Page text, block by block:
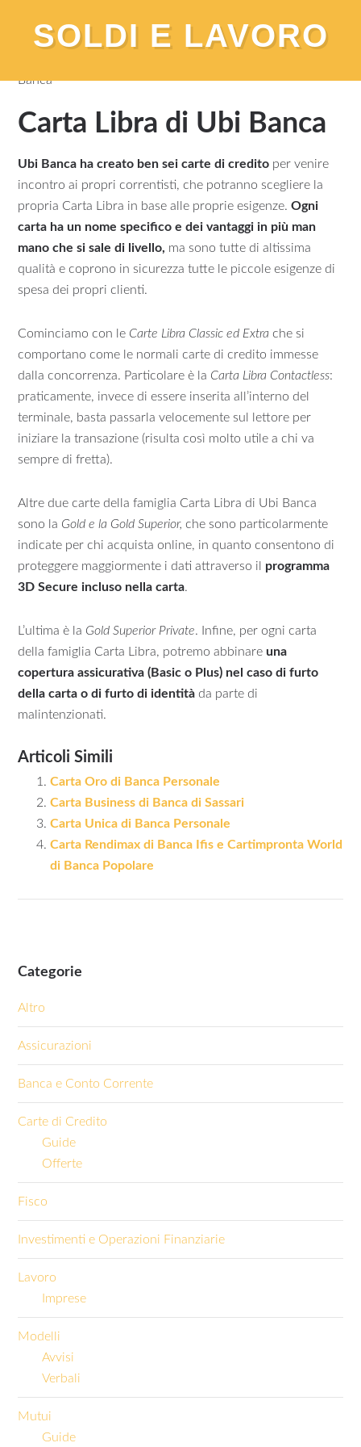
SOLDI E LAVORO
Banca
Carta Libra di Ubi Banca
Ubi Banca ha creato ben sei carte di credito per venire
incontro ai propri correntisti, che potranno scegliere la
propria Carta Libra in base alle proprie esigenze.Ogni
carta ha un nome specifico e dei vantaggi in più man
mano che si sale di livello, ma sono tutte di altissima
qualità e coprono in sicurezza tutte le piccole esigenze di
spesa dei propri clienti.
Cominciamo con le Carte Libra Classic ed Extra che si
comportano come le normali carte di credito immesse
dalla concorrenza. Particolare è la Carta Libra Contactless:
praticamente, invece di essere inserita all’interno del
terminale, basta passarla velocemente sul lettore per
iniziare la transazione (risulta così molto utile a chi va
sempre di fretta).
Altre due carte della famiglia Carta Libra di Ubi Banca
sono la Gold e la Gold Superior, che sono particolarmente
indicate per chi acquista online, in quanto consentono di
proteggere maggiormente i dati attraverso il programma
3D Secure incluso nella carta.
L’ultima è la Gold Superior Private. Infine, per ogni carta
della famiglia Carta Libra, potremo abbinare una
copertura assicurativa (Basic o Plus) nel caso di furto
della carta o di furto di identità da parte di
malintenzionati.
Articoli Simili
Carta Oro di Banca Personale
Carta Business di Banca di Sassari
Carta Unica di Banca Personale
Carta Rendimax di Banca Ifis e Cartimpronta World
di Banca Popolare
Categorie
Altro
Assicurazioni
Banca e Conto Corrente
Carte di Credito
Guide
Offerte
Fisco
Investimenti e Operazioni Finanziarie
Lavoro
Imprese
Modelli
Avvisi
Verbali
Mutui
Guide